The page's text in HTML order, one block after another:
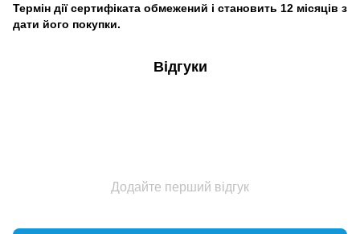
Термін дії сертифіката обмежений і становить 12 місяців з
дати його покупки.
Відгуки
Додайте перший відгук